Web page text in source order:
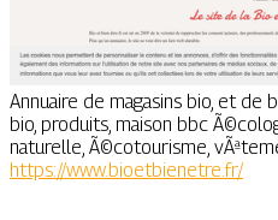
Annuaire de magasins bio, et de
bio, produits, maison bbc
naturelle, Ã©cotourisme,
https://www.bioetbienetre.fr/